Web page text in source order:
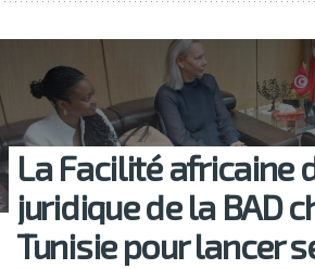
La Facilité africaine
juridique de la BAD
Tunisie pour lancer